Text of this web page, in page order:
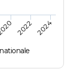
2022 2024